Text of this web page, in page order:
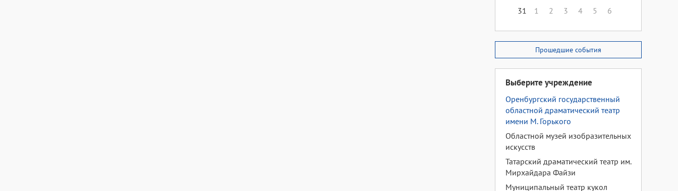
31
1 2 3 4 5 6
Прошедшие события
Выберите учреждение
Оренбургский государственный
областной драматический театр
имени М. Горького
Областной музей изобразительных
искусств
Татарский драматический театр им.
Мирхайдара Файзи
Муниципальный театр кукол